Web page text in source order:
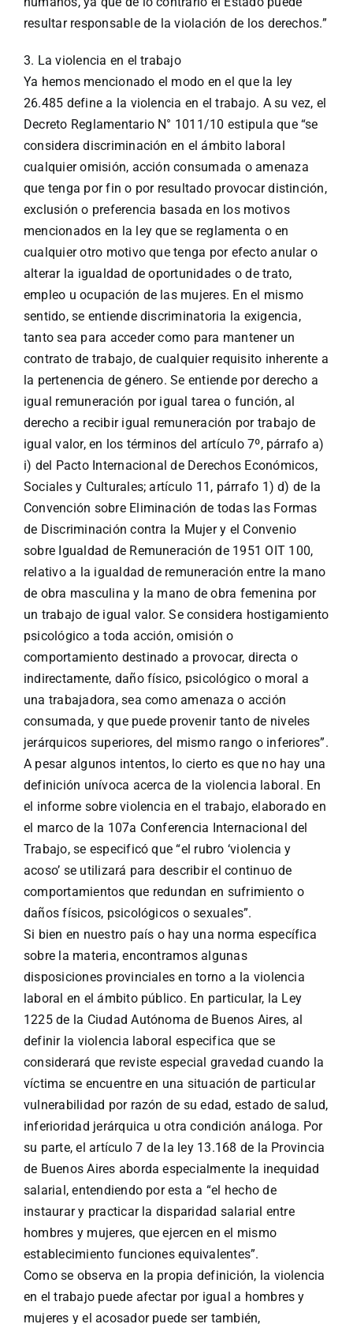
resultar responsable de la violación de los derechos.”
3. La violencia en el trabajo
Ya hemos mencionado el modo en el que la ley
26.485 define a la violencia en el trabajo. A su vez, el
Decreto Reglamentario N° 1011/10 estipula que “se
considera discriminación en el ámbito laboral
cualquier omisión, acción consumada o amenaza
que tenga por fin o por resultado provocar distinción,
exclusión o preferencia basada en los motivos
mencionados en la ley que se reglamenta o en
cualquier otro motivo que tenga por efecto anular o
alterar la igualdad de oportunidades o de trato,
empleo u ocupación de las mujeres. En el mismo
sentido, se entiende discriminatoria la exigencia,
tanto sea para acceder como para mantener un
contrato de trabajo, de cualquier requisito inherente a
la pertenencia de género. Se entiende por derecho a
igual remuneración por igual tarea o función, al
derecho a recibir igual remuneración por trabajo de
igual valor, en los términos del artículo 7º, párrafo a)
i) del Pacto Internacional de Derechos Económicos,
Sociales y Culturales; artículo 11, párrafo 1) d) de la
Convención sobre Eliminación de todas las Formas
de Discriminación contra la Mujer y el Convenio
sobre Igualdad de Remuneración de 1951 OIT 100,
relativo a la igualdad de remuneración entre la mano
de obra masculina y la mano de obra femenina por
un trabajo de igual valor. Se considera hostigamiento
psicológico a toda acción, omisión o
comportamiento destinado a provocar, directa o
indirectamente, daño físico, psicológico o moral a
una trabajadora, sea como amenaza o acción
consumada, y que puede provenir tanto de niveles
jerárquicos superiores, del mismo rango o inferiores”.
A pesar algunos intentos, lo cierto es que no hay una
definición unívoca acerca de la violencia laboral. En
el informe sobre violencia en el trabajo, elaborado en
el marco de la 107a Conferencia Internacional del
Trabajo, se especificó que “el rubro ‘violencia y
acoso’ se utilizará para describir el continuo de
comportamientos que redundan en sufrimiento o
daños físicos, psicológicos o sexuales”.
Si bien en nuestro país o hay una norma específica
sobre la materia, encontramos algunas
disposiciones provinciales en torno a la violencia
laboral en el ámbito público. En particular, la Ley
1225 de la Ciudad Autónoma de Buenos Aires, al
definir la violencia laboral especifica que se
considerará que reviste especial gravedad cuando la
víctima se encuentre en una situación de particular
vulnerabilidad por razón de su edad, estado de salud,
inferioridad jerárquica u otra condición análoga. Por
su parte, el artículo 7 de la ley 13.168 de la Provincia
de Buenos Aires aborda especialmente la inequidad
salarial, entendiendo por esta a “el hecho de
instaurar y practicar la disparidad salarial entre
hombres y mujeres, que ejercen en el mismo
establecimiento funciones equivalentes”.
Como se observa en la propia definición, la violencia
en el trabajo puede afectar por igual a hombres y
mujeres y el acosador puede ser también,